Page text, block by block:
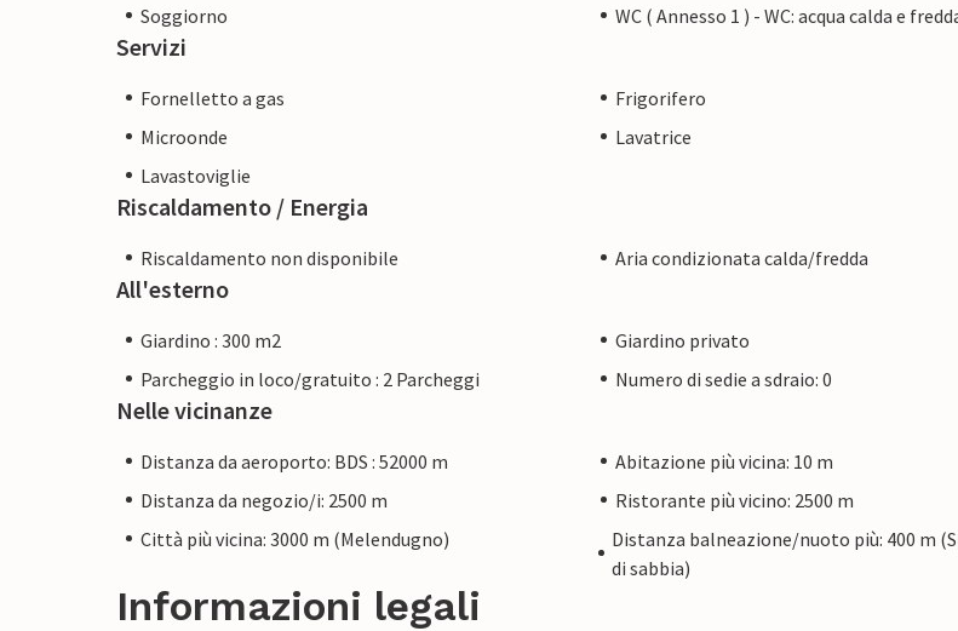
Soggiorno
WC ( Annesso 1 ) - WC: acqua calda e
Servizi
Fornelletto a gas
Frigorifero
Microonde
Lavatrice
Lavastoviglie
Riscaldamento / Energia
Riscaldamento non disponibile Aria condizionata calda/fredda
All'esterno
Giardino : 300 m2
Giardino privato
Parcheggio in loco/gratuito : 2 Parcheggi
Numero di sedie a sdraio: 0
Nelle vicinanze
Distanza da aeroporto: BDS : 52000 m
Abitazione più vicina: 10 m
Distanza da negozio/i: 2500 m
Ristorante più vicino: 2500 m
Città più vicina: 3000 m (Melendugno)
Distanza balneazione/nuoto più: 400 m
di sabbia)
Informazioni legali